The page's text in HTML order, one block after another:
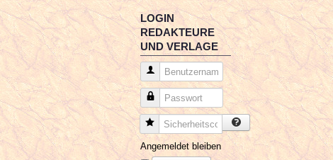
LOGIN
REDAKTEURE
UND VERLAGE
Benutzername
Passwort
Sicherheitscode
Angemeldet bleiben